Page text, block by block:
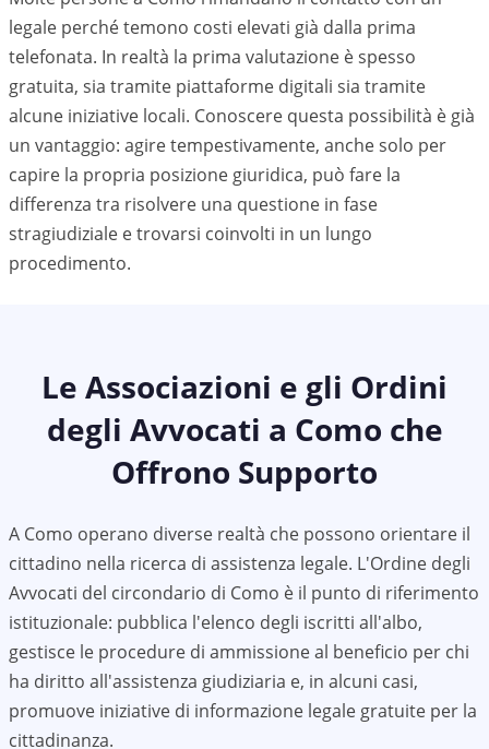
legale perché temono costi elevati già dalla prima
telefonata. In realtà la prima valutazione è spesso
gratuita, sia tramite piattaforme digitali sia tramite
alcune iniziative locali. Conoscere questa possibilità è già
un vantaggio: agire tempestivamente, anche solo per
capire la propria posizione giuridica, può fare la
differenza tra risolvere una questione in fase
stragiudiziale e trovarsi coinvolti in un lungo
procedimento.
Le Associazioni e gli Ordini
degli Avvocati a Como che
Offrono Supporto
A Como operano diverse realtà che possono orientare il
cittadino nella ricerca di assistenza legale. L'Ordine degli
Avvocati del circondario di Como è il punto di riferimento
istituzionale: pubblica l'elenco degli iscritti all'albo,
gestisce le procedure di ammissione al beneficio per chi
ha diritto all'assistenza giudiziaria e, in alcuni casi,
promuove iniziative di informazione legale gratuite per la
cittadinanza.